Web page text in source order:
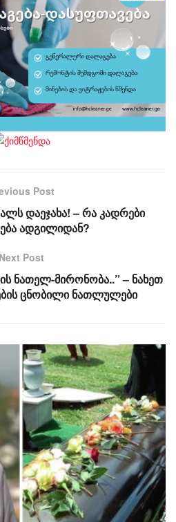
Post
დაეჯახა! – რა კადრები
ადგილიდან?
Next Post
ნათელ-მირონობა..” – ნახეთ
ცნობილი ნათლულები